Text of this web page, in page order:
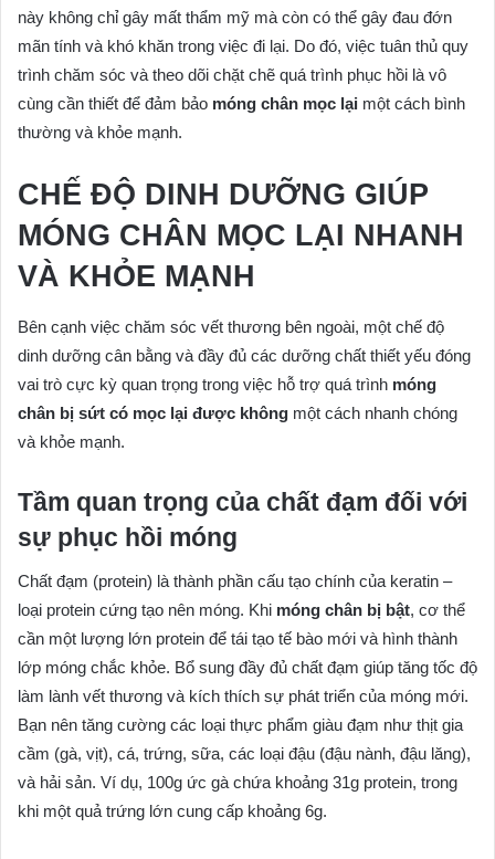
này không chỉ gây mất thẩm mỹ mà còn có thể gây đau đớn
mãn tính và khó khăn trong việc đi lại. Do đó, việc tuân thủ quy
trình chăm sóc và theo dõi chặt chẽ quá trình phục hồi là vô
cùng cần thiết để đảm bảo móng chân mọc lại một cách bình
thường và khỏe mạnh.
CHẾ ĐỘ DINH DƯỠNG GIÚP
MÓNG CHÂN MỌC LẠI NHANH
VÀ KHỎE MẠNH
Bên cạnh việc chăm sóc vết thương bên ngoài, một chế độ
dinh dưỡng cân bằng và đầy đủ các dưỡng chất thiết yếu đóng
vai trò cực kỳ quan trọng trong việc hỗ trợ quá trình móng
chân bị sứt có mọc lại được không một cách nhanh chóng
và khỏe mạnh.
Tầm quan trọng của chất đạm đối với
sự phục hồi móng
Chất đạm (protein) là thành phần cấu tạo chính của keratin –
loại protein cứng tạo nên móng. Khi móng chân bị bật, cơ thể
cần một lượng lớn protein để tái tạo tế bào mới và hình thành
lớp móng chắc khỏe. Bổ sung đầy đủ chất đạm giúp tăng tốc độ
làm lành vết thương và kích thích sự phát triển của móng mới.
Bạn nên tăng cường các loại thực phẩm giàu đạm như thịt gia
cầm (gà, vịt), cá, trứng, sữa, các loại đậu (đậu nành, đậu lăng),
và hải sản. Ví dụ, 100g ức gà chứa khoảng 31g protein, trong
khi một quả trứng lớn cung cấp khoảng 6g.